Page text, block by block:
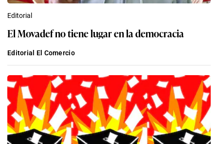
Editorial
El Movadef no tiene lugar en la democracia
Editorial El Comercio